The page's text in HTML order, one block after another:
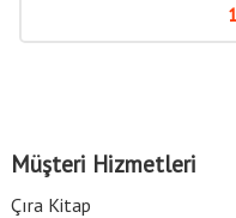
Müşteri Hizmetleri
Çıra Kitap